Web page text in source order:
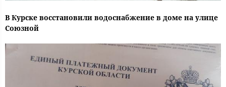
В Курске восстановили водоснабжение в доме на улице
Союзной